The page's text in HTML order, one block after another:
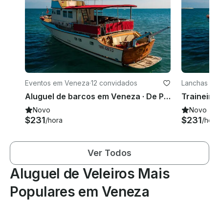
Eventos em Veneza·12 convidados
Aluguel de barcos em Veneza · De Poli — Trawler Classic (1969)
Novo
$231/hora
Lanchas
Novo
$231/hora
Ver Todos
Aluguel de Veleiros Mais
Populares em Veneza